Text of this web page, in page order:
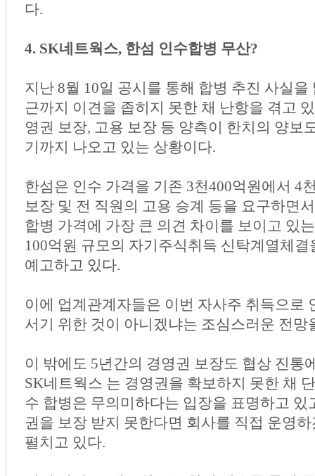
다.
4. SK네트웍스, 한섬 인수합병 무산?
지난 8월 10일 공시를 통해 합병 추진 사실
근까지 이견을 좁히지 못한 채 난항을 겪고
영권 보장, 고용 보장 등 양측이 한치의 양보
기까지 나오고 있는 상황이다.
한섬은 인수 가격을 기존 3천400억원에서 4
보장 및 전 직원의 고용 승계 등을 요구하면
합병 가격에 가장 큰 의견 차이를 보이고 있
100억원 규모의 자기주식취득 신탁계열체
예고하고 있다.
이에 업계관계자들은 이번 자사주 취득으로
서기 위한 것이 아니겠냐는 조심스러운 전
이 밖에도 5년간의 경영권 보장도 협상 진통
SK네트웍스 는 경영권을 확보하지 못한 채
수 합병은 무의미하다는 입장을 표명하고
권을 보장 받지 못한다면 회사를 직접 운영
펼치고 있다.